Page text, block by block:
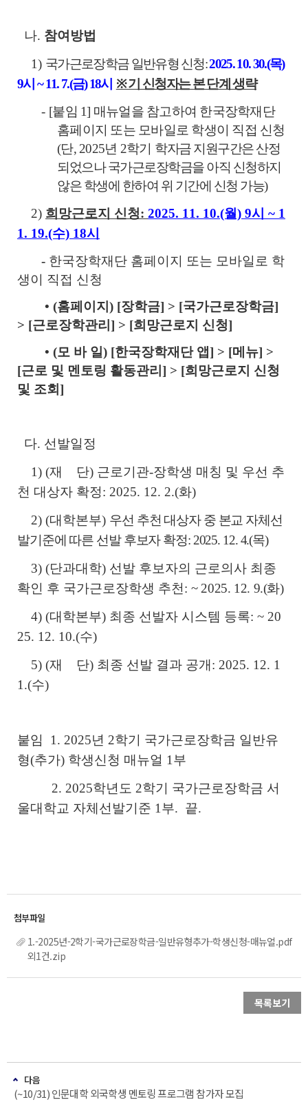
나. 참여방법
1) 국가근로장학금 일반유형 신청:2025. 10. 30.(목)
9시 ~ 11. 7.(금) 18시 ※ 기 신청자는 본 단계 생략
- [붙임 1] 매뉴얼을 참고하여 한국장학재단
홈페이지 또는 모바일로 학생이 직접 신청
(단, 2025년 2학기
학자금 지원구간은 산정
되었으나 국가근로장학금을 아직 신청하지
않은 학생에 한하여 위 기간에 신청 가능)
2) 희망근로지 신청: 2025. 11. 10.(월) 9시 ~ 1
1. 19.(수) 18시
- 한국장학재단 홈페이지 또는 모바일로 학
생이 직접 신청
• (홈페이지) [장학금] > [국가근로장학금]
> [근로장학관리] > [희망근로지 신청]
• (모 바 일) [한국장학재단 앱] > [메뉴] >
[근로 및 멘토링 활동관리] > [희망근로지 신청
및 조회]
다. 선발일정
1) (재 단) 근로기관-장학생 매칭 및 우선 추
천 대상자 확정: 2025. 12. 2.(화)
2) (대학본부) 우선 추천 대상자 중 본교 자체선
발기준에 따른 선발 후보자 확정: 2025. 12. 4.(목)
3) (단과대학) 선발 후보자의 근로의사 최종
확인 후 국가근로장학생 추천: ~ 2025. 12. 9.(화)
4) (대학본부) 최종 선발자 시스템 등록: ~ 20
25. 12. 10.(수)
5) (재 단) 최종 선발 결과 공개: 2025. 12. 1
1.(수)
붙임 1. 2025년 2학기 국가근로장학금 일반유
형(추가) 학생신청 매뉴얼 1부
2. 2025학년도 2학기 국가근로장학금 서
울대학교 자체선발기준 1부. 끝.
1.-2025년-2학기-국가근로장학금-일반유형추가-학생신청-매뉴얼.pdf
외1건.zip
목록보기
다음
(~10/31) 인문대학 외국학생 멘토링 프로그램 참가자 모집